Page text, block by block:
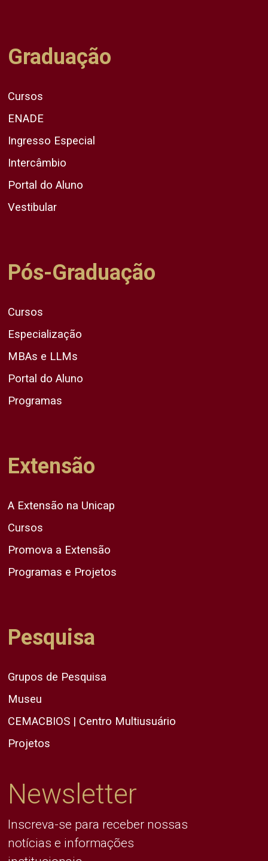
Graduação
Cursos
ENADE
Ingresso Especial
Intercâmbio
Portal do Aluno
Vestibular
Pós-Graduação
Cursos
Especialização
MBAs e LLMs
Portal do Aluno
Programas
Extensão
A Extensão na Unicap
Cursos
Promova a Extensão
Programas e Projetos
Pesquisa
Grupos de Pesquisa
Museu
CEMACBIOS | Centro Multiusuário
Projetos
Newsletter
Inscreva-se para receber nossas
notícias e informações